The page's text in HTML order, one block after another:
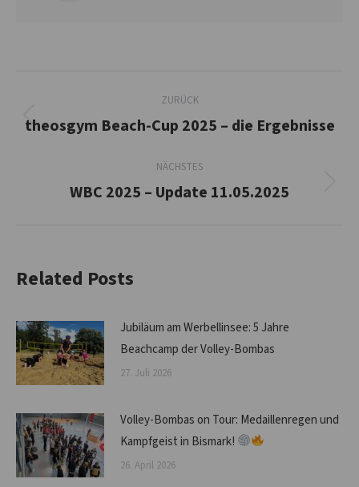
Kommentarnavigation
ZURÜCK
Vorheriger
theosgym Beach-Cup 2025 – die Ergebnisse
NÄCHSTES
Nächster
WBC 2025 – Update 11.05.2025
Related Posts
Jubiläum am Werbellinsee: 5 Jahre
Beachcamp der Volley-Bombas
27. Juli 2026
Volley-Bombas on Tour: Medaillenregen und
Kampfgeist in Bismark!
26. April 2026